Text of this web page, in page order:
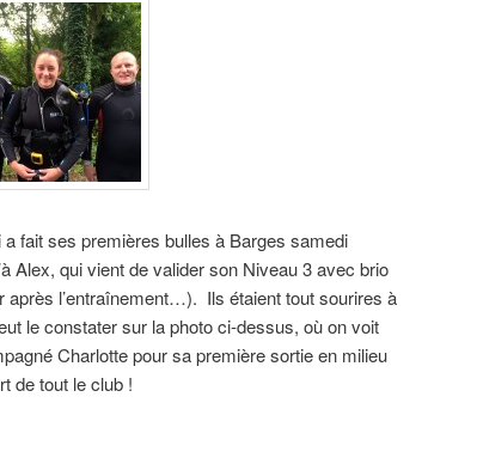
fait ses premières bulles à Barges samedi
Alex, qui vient de valider son Niveau 3 avec brio
après l’entraînement…). Ils étaient tout sourires à
le constater sur la photo ci-dessus, où on voit
Charlotte pour sa première sortie en milieu
de tout le club !